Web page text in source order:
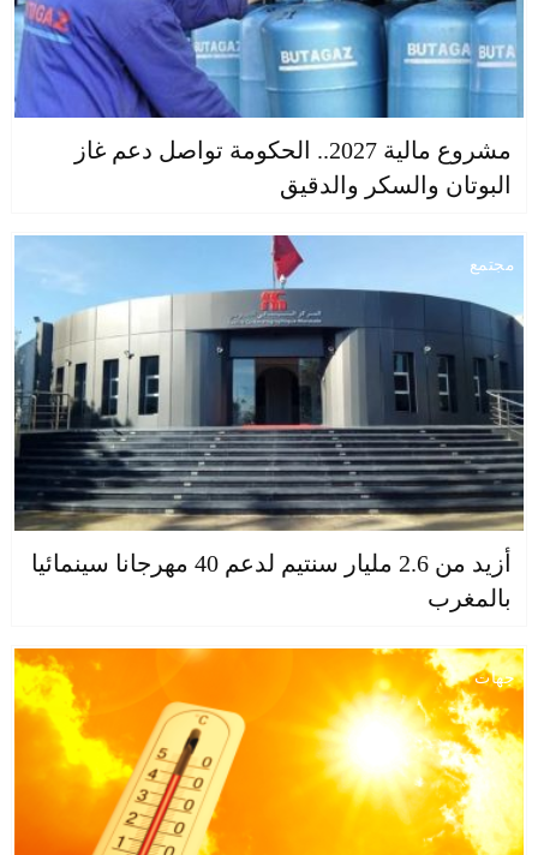
مشروع مالية 2027.. الحكومة تواصل دعم غاز
البوتان والسكر والدقيق
مجتمع
أزيد من 2.6 مليار سنتيم لدعم 40 مهرجانا سينمائيا
بالمغرب
جهات